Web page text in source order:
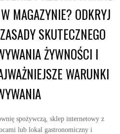
MAGAZYNIE? ODKRYJ
SKUTECZNEGO
ŻYWNOŚCI I
WARUNKI
spożywczą, sklep internetowy z
lub lokal gastronomiczny i